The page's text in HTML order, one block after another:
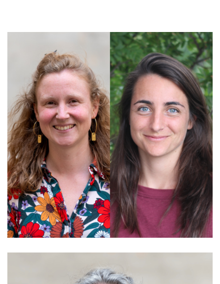
EDUCATION, FORMATION, INSERTION
PROFESSIONNELLE